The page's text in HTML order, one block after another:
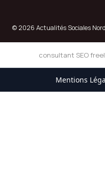
© 2026 Actualités Sociales Nord
consultant SEO
Mentions